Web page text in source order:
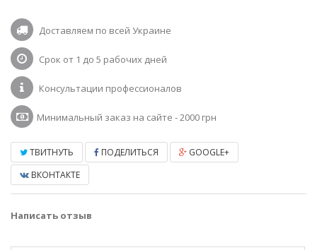
Доставляем по всей Украине
Срок от 1 до 5 рабочих дней
Консультации профессионалов
Минимальный заказ на сайте - 2000 грн
ТВИТНУТЬ ПОДЕЛИТЬСЯ
GOOGLE+
ВКОНТАКТЕ
Написать отзыв